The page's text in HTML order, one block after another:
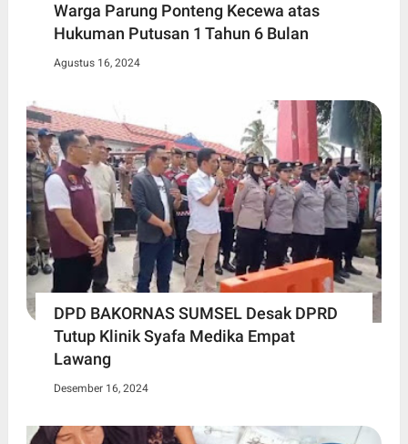
Warga Parung Ponteng Kecewa atas
Hukuman Putusan 1 Tahun 6 Bulan
Agustus 16, 2024
DPD BAKORNAS SUMSEL Desak DPRD
Tutup Klinik Syafa Medika Empat
Lawang
Desember 16, 2024